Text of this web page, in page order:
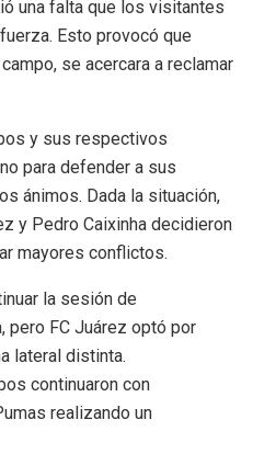
una falta que los visitantes
Esto provocó que
se acercara a reclamar
y sus respectivos
para defender a sus
ánimos. Dada la situación,
y Pedro Caixinha decidieron
mayores conflictos.
la sesión de
pero FC Juárez optó por
lateral distinta.
continuaron con
realizando un